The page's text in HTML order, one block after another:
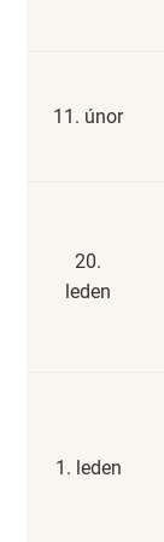
11. únor
20.
leden
1. leden